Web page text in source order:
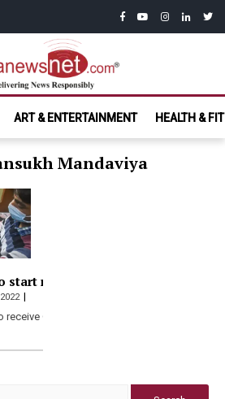
facebook
youtubeinstagram
linkedin
News
Net.com
ART & ENTERTAINMENT HEALTH &
Mandaviya
start receiving Covid vaccination
Covid vaccination has…